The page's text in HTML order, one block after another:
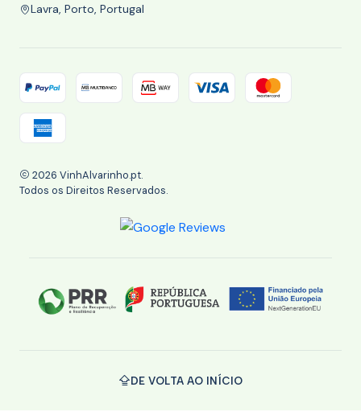
Lavra, Porto, Portugal
2026 VinhAlvarinho.pt.
Todos os Direitos Reservados.
DE VOLTA AO INÍCIO